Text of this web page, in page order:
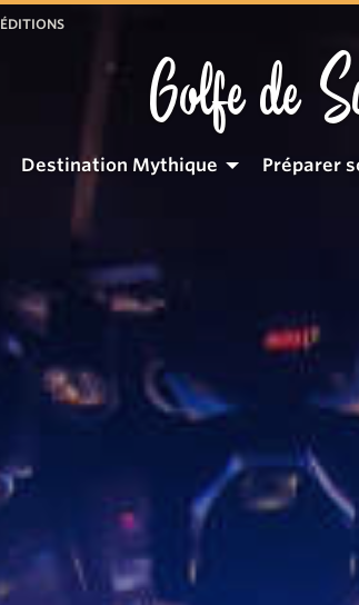
ÉDITIONS
Golfe de
Destination Mythique Préparer